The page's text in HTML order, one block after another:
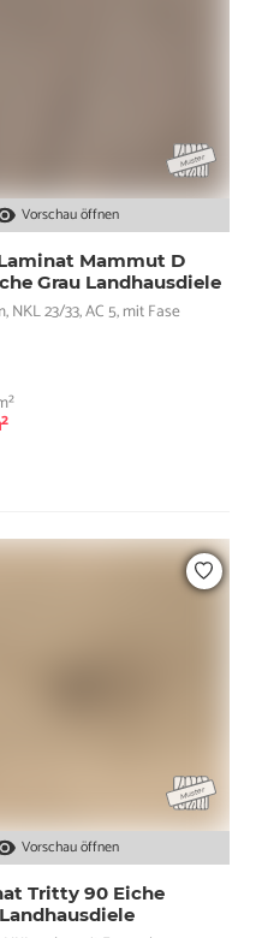
Vorschau öffnen
Mammut D
Grau Landhausdiele
NKL 23/33, AC 5, mit Fase
Vorschau öffnen
Tritty 90 Eiche